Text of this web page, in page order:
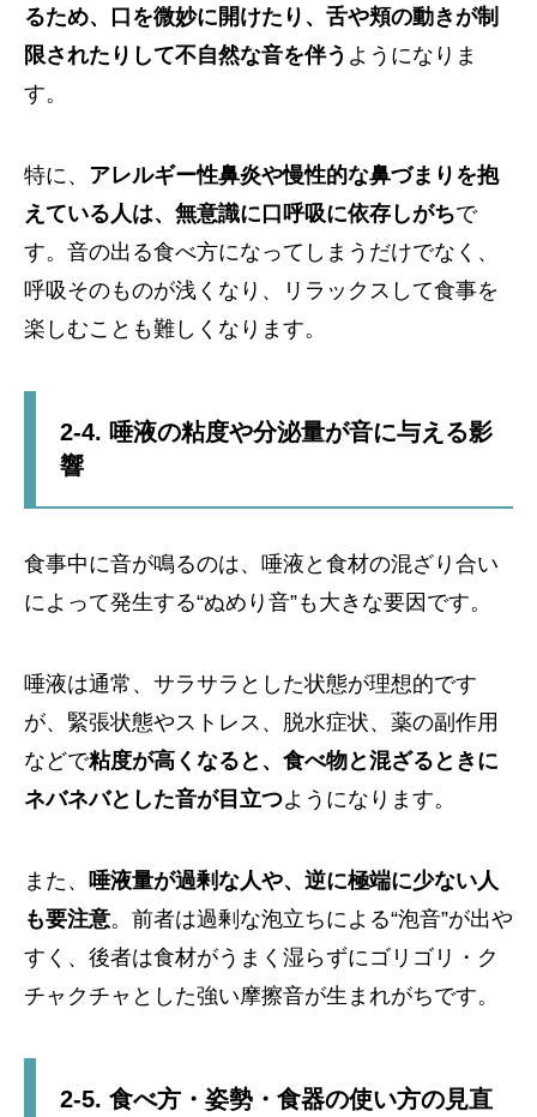
るため、口を微妙に開けたり、舌や頬の動きが制
限されたりして不自然な音を伴う ようになりま
す。
特に、 アレルギー性鼻炎や慢性的な鼻づまりを抱
えている人は、無意識に口呼吸に依存しがちで
す。音の出る食べ方になってしまうだけでなく、
呼吸そのものが浅くなり、リラックスして食事を
楽しむことも難しくなります。
2-4. 唾液の粘度や分泌量が音に与える影
響
食事中に音が鳴るのは、唾液と食材の混ざり合い
によって発生する“ぬめり音”も大きな要因です。
唾液は通常、サラサラとした状態が理想的です
が、緊張状態やストレス、脱水症状、薬の副作用
などで粘度が高くなると、食べ物と混ざるときに
ネバネバとした音が目立つようになります。
また、 唾液量が過剰な人や、逆に極端に少ない人
も要注意。前者は過剰な泡立ちによる“泡音”が出や
すく、後者は食材がうまく湿らずにゴリゴリ・ク
チャクチャとした強い摩擦音が生まれがちです。
2-5. 食べ方・姿勢・食器の使い方の見直